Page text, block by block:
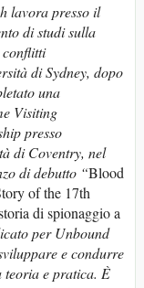
lavora presso il
di studi sulla
conflitti
di Sydney, dopo
una
Visiting
presso
di Coventry, nel
di debutto “Blood
of the 17th
di spionaggio a
per Unbound
e condurre
teoria e pratica. È